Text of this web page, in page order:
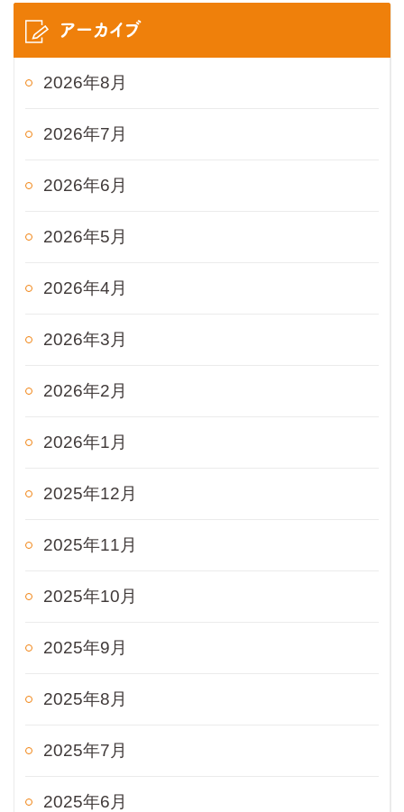
アーカイブ
2026年8月
2026年7月
2026年6月
2026年5月
2026年4月
2026年3月
2026年2月
2026年1月
2025年12月
2025年11月
2025年10月
2025年9月
2025年8月
2025年7月
2025年6月